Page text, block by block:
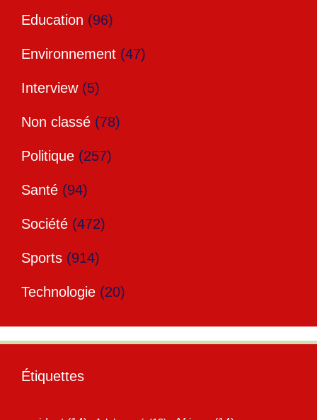
Education (96)
Environnement (47)
Interview(5)
Non classé (78)
Politique (257)
Santé (94)
Société (472)
Sports (914)
Technologie (20)
Étiquettes